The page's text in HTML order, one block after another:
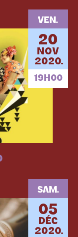
VEN.
20
NOV
2020.
19H00
SAM.
05
DÉC
2020.